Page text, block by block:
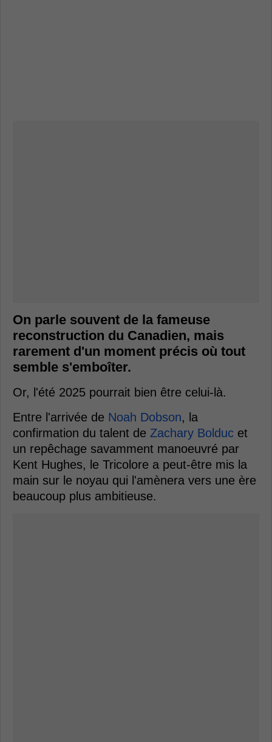
On parle souvent de la fameuse
reconstruction du Canadien, mais
rarement d'un moment précis où tout
semble s'emboîter.
Or, l'été 2025 pourrait bien être celui-là.
Entre l'arrivée de Noah Dobson, la
confirmation du talent de Zachary Bolduc et
un repêchage savamment manoeuvré par
Kent Hughes, le Tricolore a peut-être mis la
main sur le noyau qui l'amènera vers une ère
beaucoup plus ambitieuse.